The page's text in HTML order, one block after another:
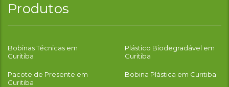
Produtos
Bobinas Técnicas em
Curitiba
Plástico Biodegradável em
Curitiba
Pacote de Presente em
Curitiba
Bobina Plástica em Curitiba